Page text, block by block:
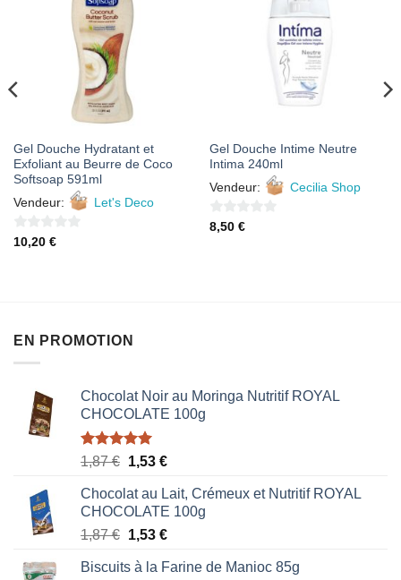
FAVORIS
Gel Douche Hydratant et
Exfoliant au Beurre de Coco
Softsoap 591ml
Vendeur:
Let's Deco
0
10,20 €
À MES
FAVORIS
Gel Douche Intime Neutre
Intima 240ml
Vendeur:
Cecilia Shop
0
8,50 €
EN PROMOTION
Chocolat Noir au Moringa Nutritif ROYAL
CHOCOLATE 100g
Note5.00
1,87€ Le
initial
était :
1,87 €.
1,53 €Le
actuel
est :
1,53 €.
Chocolat au Lait, Crémeux et Nutritif ROYAL
CHOCOLATE 100g
1,87€ Le
initial
1,53 €Le
actuel
Biscuits à la Farine de Manioc 85g